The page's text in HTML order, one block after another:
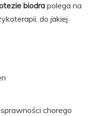
biodra polega na
do jakiej
chorego